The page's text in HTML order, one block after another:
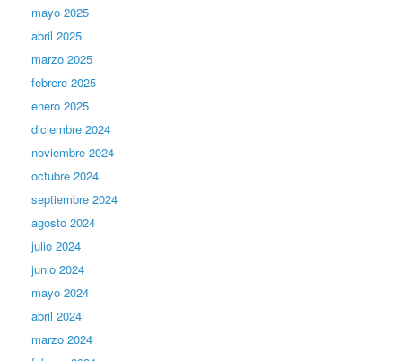
mayo 2025
abril 2025
marzo 2025
febrero 2025
enero 2025
diciembre 2024
noviembre 2024
octubre 2024
septiembre 2024
agosto 2024
julio 2024
junio 2024
mayo 2024
abril 2024
marzo 2024